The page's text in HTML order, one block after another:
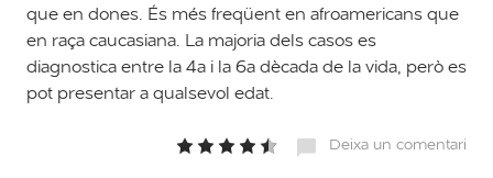
que en dones. És més freqüent en afroamericans que
en raça caucasiana. La majoria dels casos es
diagnostica entre la 4a i la 6a dècada de la vida, però es
pot presentar a qualsevol edat.
Deixa un comentari